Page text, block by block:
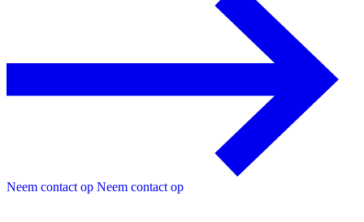
Neem contact op Neem contact op